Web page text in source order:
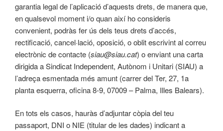
garantia legal de l’aplicació d’aquests drets, de manera que,
en qualsevol moment i/o quan així ho consideris
convenient, podràs fer ús dels teus drets d’accés,
rectificació, cancel·lació, oposició, o oblit escrivint al correu
electrònic de contacte (siau@siau.cat) o enviant una carta
dirigida a Sindicat Independent, Autònom i Unitari (SIAU) a
l’adreça esmentada més amunt (carrer del Ter, 27, 1a
planta esquerra, oficina 8-9, 07009 – Palma, Illes Balears).
En tots els casos, hauràs d’adjuntar còpia del teu
passaport, DNI o NIE (titular de les dades) indicant a